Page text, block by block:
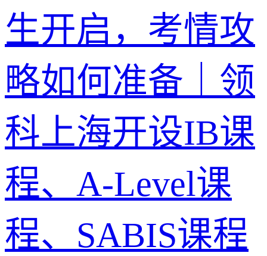
生开启，考情攻
略如何准备｜领
科上海开设IB课
程、A-Level课
程、SABIS课程